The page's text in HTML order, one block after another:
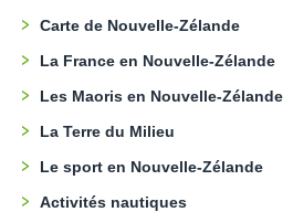
Carte de Nouvelle-Zélande
La France en Nouvelle-Zélande
Les Maoris en Nouvelle-Zélande
La Terre du Milieu
Le sport en Nouvelle-Zélande
Activités nautiques